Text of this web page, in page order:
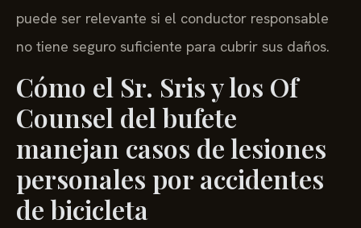
puede ser relevante si el conductor responsable
no tiene seguro suficiente para cubrir sus daños.
Cómo el Sr. Sris y los Of
Counsel del bufete
manejan casos de lesiones
personales por accidentes
de bicicleta